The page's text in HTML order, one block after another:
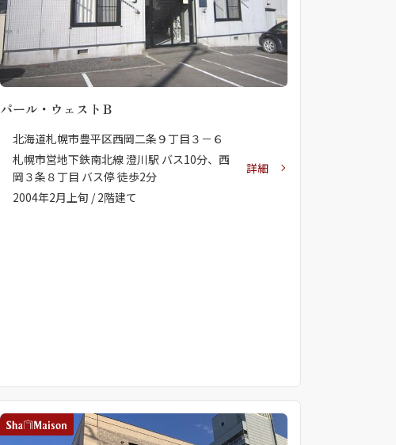
パール・ウェストＢ
北海道札幌市豊平区西岡二条９丁目３－６
札幌市営地下鉄南北線 澄川駅 バス10分、西
岡３条８丁目 バス停 徒歩2分
2004年2月上旬 / 2階建て
詳細